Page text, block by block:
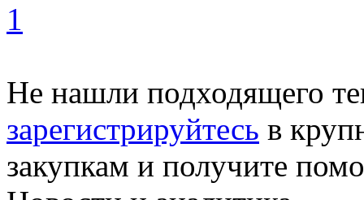
1
Не нашли подходящего
зарегистрируйтесь в
закупкам и получите